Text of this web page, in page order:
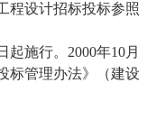
程设计招标投标参照
施行。2000年10月
标管理办法》（建设